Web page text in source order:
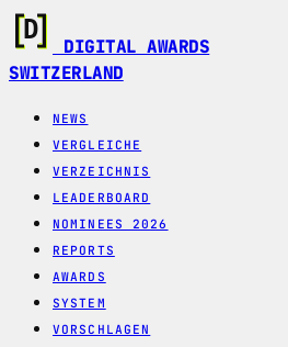
DIGITAL AWARDS
SWITZERLAND
NEWS
VERGLEICHE
VERZEICHNIS
LEADERBOARD
NOMINEES 2026
REPORTS
AWARDS
SYSTEM
VORSCHLAGEN